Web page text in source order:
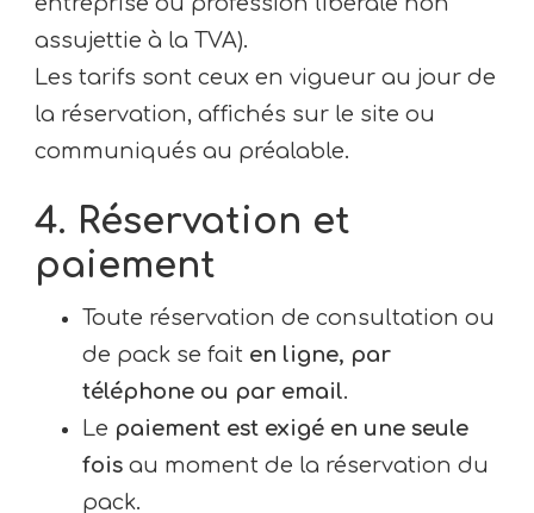
assujettie à la TVA).
Les tarifs sont ceux en vigueur au jour de
la réservation, affichés sur le site ou
communiqués au préalable.
4. Réservation et
paiement
Toute réservation de consultation ou
de pack se fait en ligne, par
téléphone ou par email.
Le paiement est exigé en une seule
fois au moment de la réservation du
pack.